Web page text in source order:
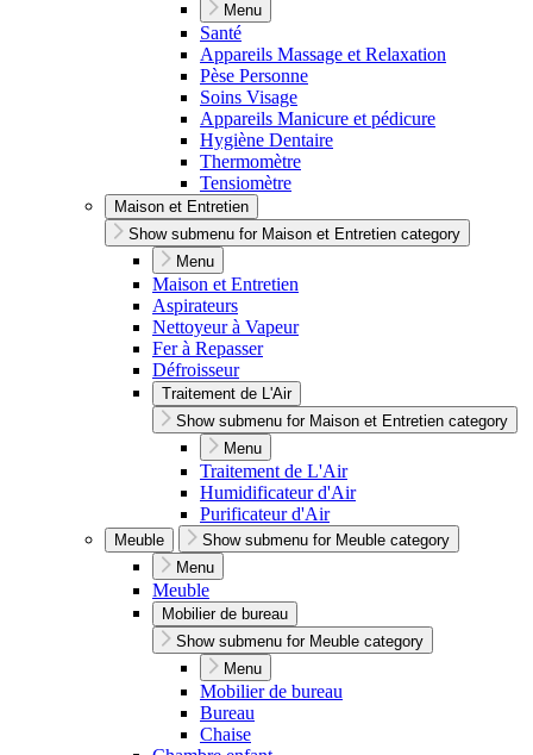
Menu
Santé
Appareils Massage et Relaxation
Pèse Personne
Soins Visage
Appareils Manicure et pédicure
Hygiène Dentaire
Thermomètre
Tensiomètre
Maison et Entretien
Show submenu for Maison et Entretien category
Menu
Maison et Entretien
Aspirateurs
Nettoyeur à Vapeur
Fer à Repasser
Défroisseur
Traitement de L'Air
Show submenu for Maison et Entretien category
Menu
Traitement de L'Air
Humidificateur d'Air
Purificateur d'Air
Meuble
Show submenu for Meuble category
Menu
Meuble
Mobilier de bureau
Show submenu for Meuble category
Menu
Mobilier de bureau
Bureau
Chaise